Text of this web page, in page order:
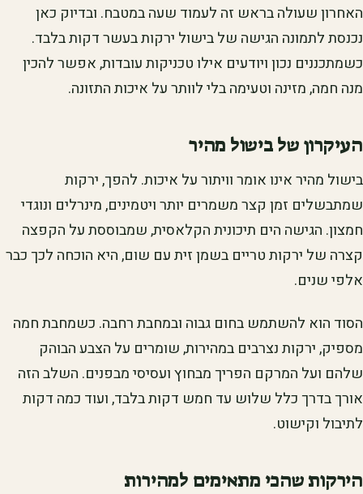
האחרון שעולה בראש זה לעמוד שעה במטבח. ובדיוק כאן
נכנסת לתמונה הגישה של בישול ירקות בעשר דקות בלבד.
כשמתכננים נכון ויודעים אילו טכניקות עובדות, אפשר להכין
מנה חמה, מזינה וטעימה בלי לוותר על איכות התזונה.
העיקרון של בישול מהיר
בישול מהיר אינו אומר וויתור על איכות. להפך, ירקות
שמתבשלים זמן קצר משמרים יותר ויטמינים, מינרלים ונוגדי
חמצון. הגישה הים תיכונית הקלאסית, שמבוססת על הקפצה
קצרה של ירקות טריים בשמן זית עם שום, היא הוכחה לכך כבר
אלפי שנים.
הסוד הוא להשתמש בחום גבוה ובמחבת רחבה. כשמחבת חמה
מספיק, ירקות נצרבים במהירות, שומרים על הצבע הבוהק
שלהם ועל המרקם הפריך מבחוץ ועסיסי מבפנים. השלב הזה
אורך בדרך כלל שלוש עד חמש דקות בלבד, ועוד כמה דקות
לתיבול וקישוט.
הירקות שהכי מתאימים למהירות